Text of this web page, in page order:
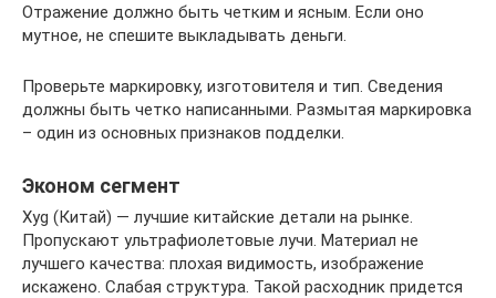
Отражение должно быть четким и ясным. Если оно
мутное, не спешите выкладывать деньги.
Проверьте маркировку, изготовителя и тип. Сведения
должны быть четко написанными. Размытая маркировка
– один из основных признаков подделки.
Эконом сегмент
Xyg (Китай) — лучшие китайские детали на рынке.
Пропускают ультрафиолетовые лучи. Материал не
лучшего качества: плохая видимость, изображение
искажено. Слабая структура. Такой расходник придется